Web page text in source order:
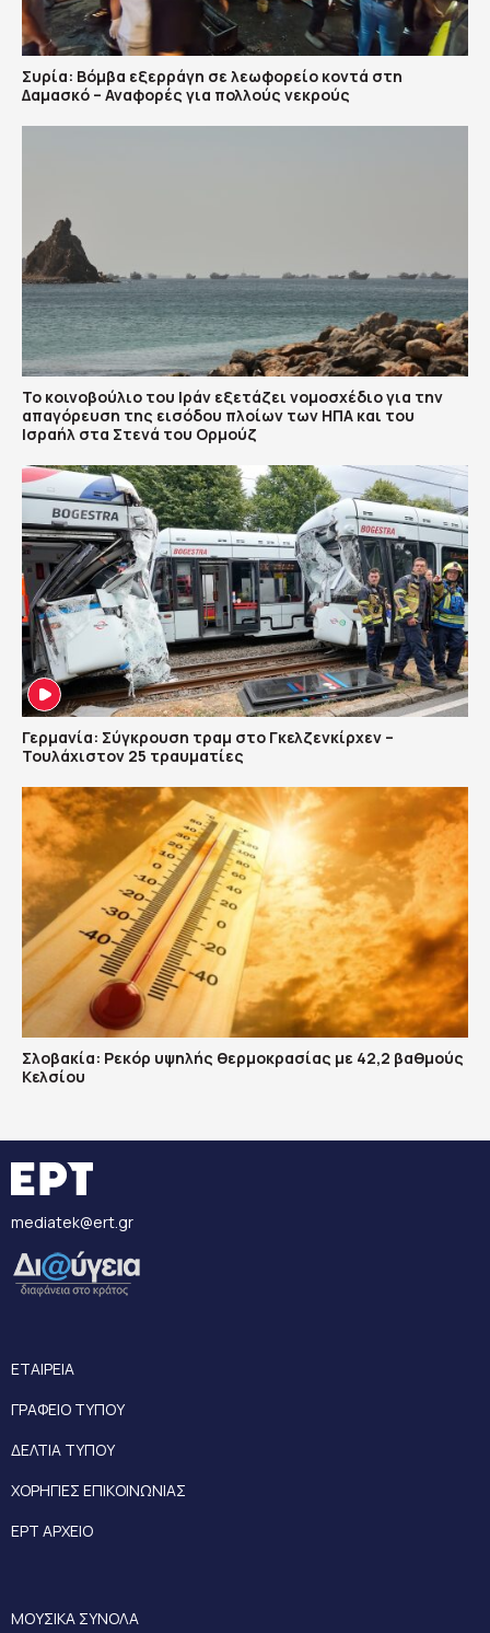
Συρία: Βόμβα εξερράγη σε λεωφορείο κοντά στη
Δαμασκό – Αναφορές για πολλούς νεκρούς
To κοινοβούλιο του Ιράν εξετάζει νομοσχέδιο για την
απαγόρευση της εισόδου πλοίων των ΗΠΑ και του
Ισραήλ στα Στενά του Ορμούζ
Γερμανία: Σύγκρουση τραμ στο Γκελζενκίρχεν –
Τουλάχιστον 25 τραυματίες
Σλοβακία: Ρεκόρ υψηλής θερμοκρασίας με 42,2 βαθμούς
Κελσίου
mediatek@ert.gr
ΕΤΑΙΡΕΙΑ
ΓΡΑΦΕΙΟ ΤΥΠΟΥ
ΔΕΛΤΙΑ ΤΥΠΟΥ
ΧΟΡΗΓΙΕΣ ΕΠΙΚΟΙΝΩΝΙΑΣ
ΕΡΤ ΑΡΧΕΙΟ
ΜΟΥΣΙΚΑ ΣΥΝΟΛΑ